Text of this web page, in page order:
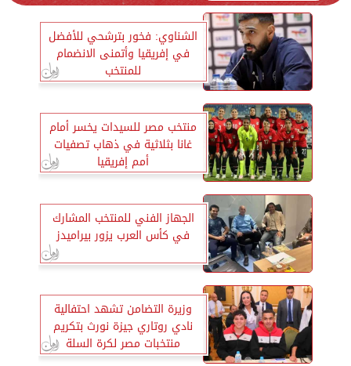
الشناوي: فخور بترشحي للأفضل
في إفريقيا وأتمنى الانضمام
للمنتخب
منتخب مصر للسيدات يخسر أمام
غانا بثلاثية في ذهاب تصفيات
أمم إفريقيا
الجهاز الفني للمنتخب المشارك
في كأس العرب يزور بيراميدز
وزيرة التضامن تشهد احتفالية
نادي روتاري جيزة نورث بتكريم
منتخبات مصر لكرة السلة